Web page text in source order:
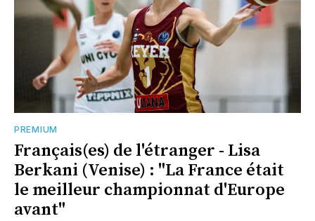
PREMIUM
Français(es) de l'étranger - Lisa
Berkani (Venise) : "La France était
le meilleur championnat d'Europe
avant"